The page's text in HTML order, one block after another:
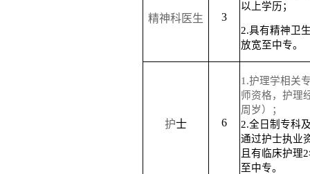
精神科医生 3
以上学历；
2.具有精神卫
放宽至中专。
护士 6
1.护理学相关
师资格，护理
周岁）；
2.全日制专科
通过护士执业
且有临床护理
至中专。